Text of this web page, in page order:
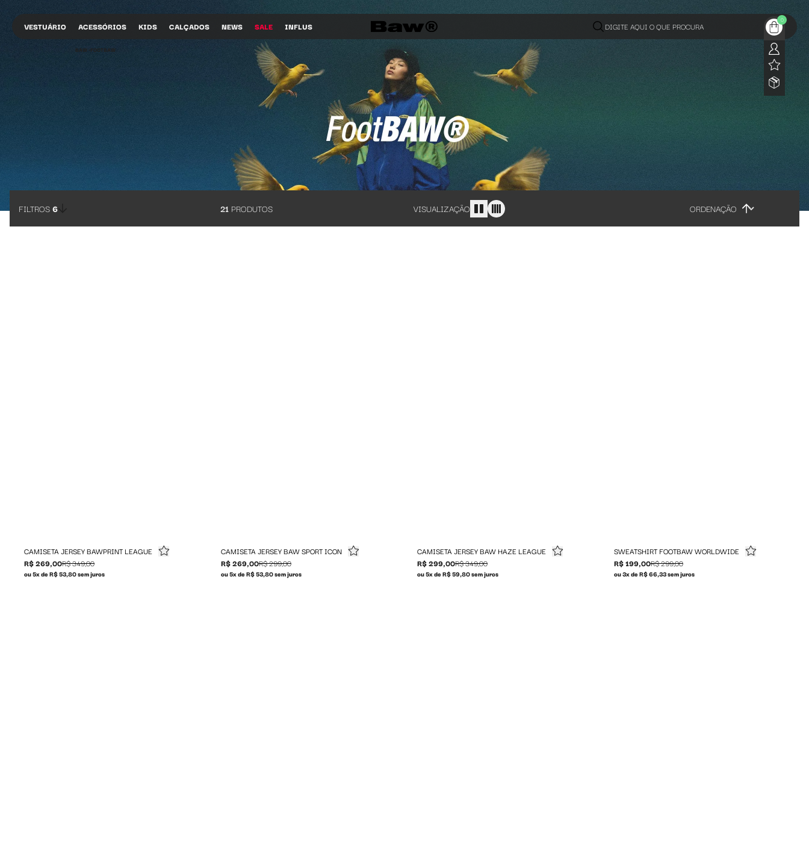
VESTUÁRIO ACESSÓRIOS KIDS CALÇADOS NEWS SALE INFLUS DIGITE AQUI O QUE PROCURA
0
Baw Clothing | FootBaw
BAW •FOOTBAW
FILTROS6 21PRODUTOS VISUALIZAÇÃO ORDENAÇÃO
CAMISETA JERSEY BAWPRINT LEAGUE
R$ 269,00R$ 349,00
ou 5x de R$ 53,80 sem juros
CAMISETA JERSEY BAW SPORT ICON
R$ 269,00R$ 299,00
ou 5x de R$ 53,80 sem juros
CAMISETA JERSEY BAW HAZE LEAGUE
R$ 299,00R$ 349,00
ou 5x de R$ 59,80 sem juros
SWEATSHIRT FOOTBAW WORLDWIDE
R$ 199,00R$ 299,00
ou 3x de R$ 66,33 sem juros